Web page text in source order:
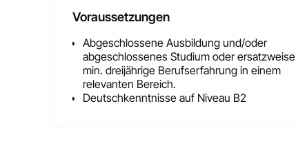
Voraussetzungen
Abgeschlossene Ausbildung und/oder
abgeschlossenes Studium oder ersatzweise
min. dreijährige Berufserfahrung in einem
relevanten Bereich.
Deutschkenntnisse auf Niveau B2